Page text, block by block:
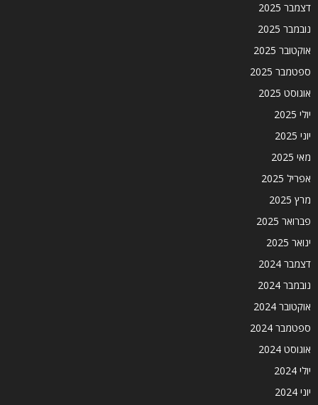
דצמבר 2025
נובמבר 2025
אוקטובר 2025
ספטמבר 2025
אוגוסט 2025
יולי 2025
יוני 2025
מאי 2025
אפריל 2025
מרץ 2025
פברואר 2025
ינואר 2025
דצמבר 2024
נובמבר 2024
אוקטובר 2024
ספטמבר 2024
אוגוסט 2024
יולי 2024
יוני 2024